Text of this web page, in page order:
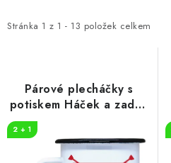
i
o
d
Stránka 1 z 1 - 13 položek celkem
e
r
o
Párové plecháčky s
potiskem Háček a zadák
2 + 1